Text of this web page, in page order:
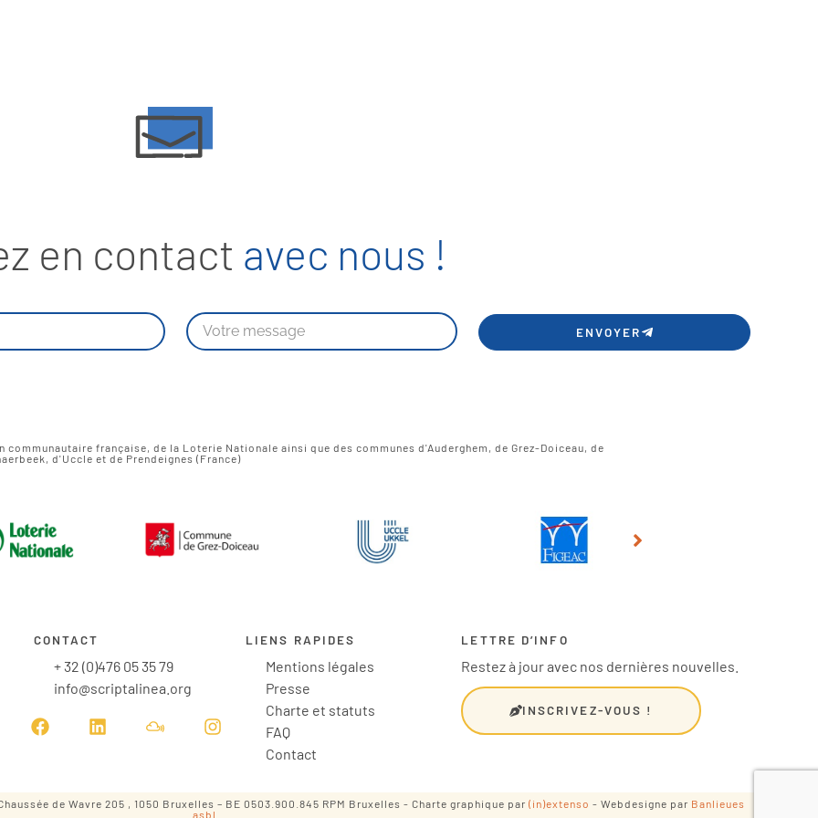
en contact avec nous !
ENVOYER
française, de la Loterie Nationale ainsi que des communes d'Auderghem, de Grez-Doiceau, de
d'Uccle et de Prendeignes (France)
CONTACT
+ 32 (0)476 05 35 79
info@scriptalinea.org
LIENS RAPIDES
Mentions légales
Presse
Charte et statuts
FAQ
Contact
LETTRE D’INFO
Restez à jour avec nos dernières nouvelles.
INSCRIVEZ-VOUS !
de Wavre 205 , 1050 Bruxelles – BE 0503.900.845 RPM Bruxelles - Charte graphique par (in)extenso - Webdesigne par Banlieues
asbl